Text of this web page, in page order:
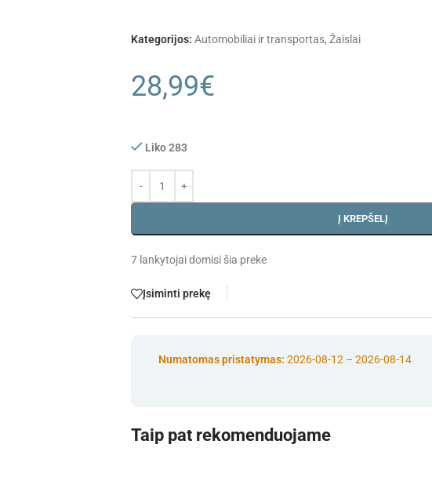
Kategorijos: Automobiliai ir transportas, Žaislai
28,99€
Liko 283
Į KREPŠELĮ
7 lankytojai domisi šia preke
Įsiminti prekę
Numatomas pristatymas: 2026-08-12 – 2026-08-14
Taip pat rekomenduojame